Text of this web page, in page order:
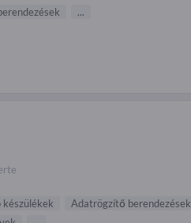
...
készülékek
Adatrögzítő berendezések